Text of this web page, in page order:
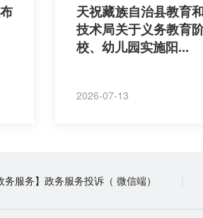
天祝藏族自治县教育
技术局关于义务教育
校、幼儿园实施阳...
2026-07-13
务服务】政务服务投诉（ 微信端）